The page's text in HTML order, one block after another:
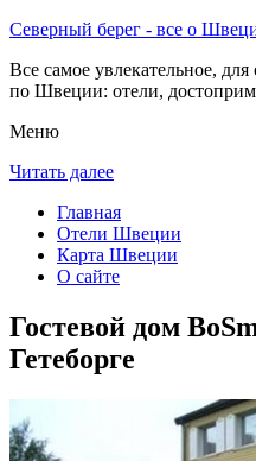
Северный берег - все о
Все самое увлекательное,
по Швеции: отели,
Меню
Читать далее
Главная
Отели Швеции
Карта Швеции
О сайте
Гостевой дом
Гетеборге